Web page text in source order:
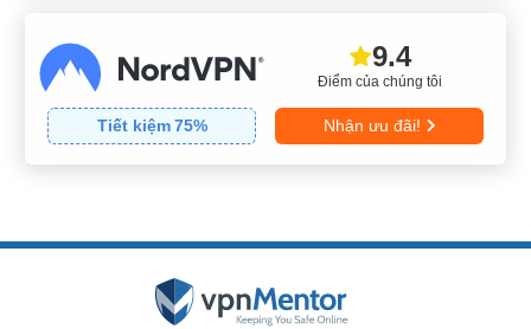
Điểm của chúng tôi
9.4
Tiết kiệm 75% Nhận ưu đãi!